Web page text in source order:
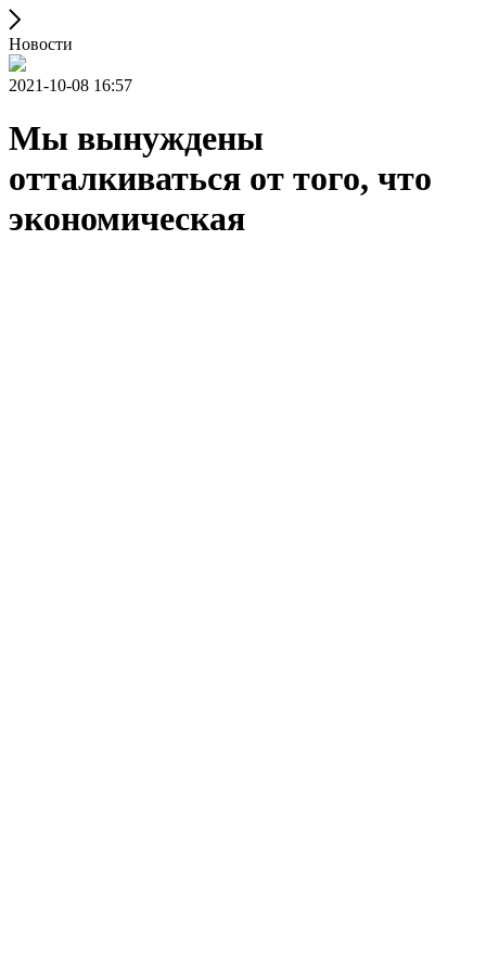
Новости
2021-10-08 16:57
Мы вынуждены
отталкиваться от того, что
экономическая